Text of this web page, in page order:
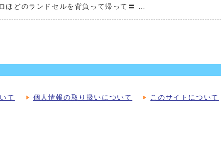
ほどのランドセルを背負って帰って〓 …
て 個人情報の取り扱いについて このサイトについて